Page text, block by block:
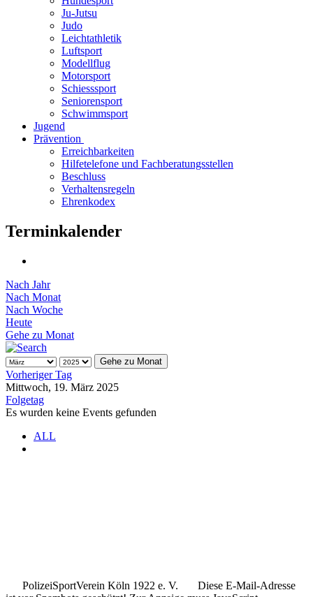
Ju-Jutsu
Judo
Leichtathletik
Luftsport
Modellflug
Motorsport
Schiesssport
Seniorensport
Schwimmsport
Jugend
Prävention
Erreichbarkeiten
Hilfetelefone und Fachberatungsstellen
Beschluss
Verhaltensregeln
Ehrenkodex
Terminkalender
Nach Jahr
Nach Monat
Nach Woche
Heute
Gehe zu Monat
Gehe zu Monat
Vorheriger Tag
Mittwoch, 19. März 2025
Folgetag
Es wurden keine Events gefunden
ALL
PolizeiSportVerein Köln 1922 e. V.
Diese E-Mail-Adresse